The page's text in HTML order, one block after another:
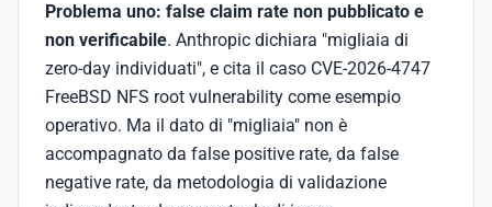
Problema uno: false claim rate non pubblicato e
non verificabile. Anthropic dichiara "migliaia di
zero-day individuati", e cita il caso CVE-2026-4747
FreeBSD NFS root vulnerability come esempio
operativo. Ma il dato di "migliaia" non è
accompagnato da false positive rate, da false
negative rate, da metodologia di validazione